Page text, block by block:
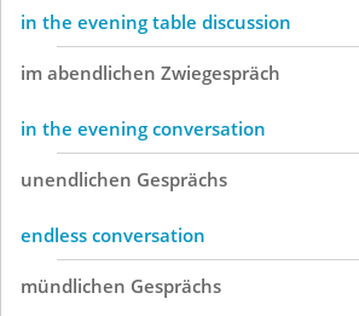
in the evening table discussion
im abendlichen Zwiegespräch
in the evening conversation
unendlichen Gesprächs
endless conversation
mündlichen Gesprächs